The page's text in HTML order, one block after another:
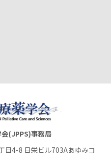
(JPPS)事務局
目4-8 日栄ビル703Aあゆみコ